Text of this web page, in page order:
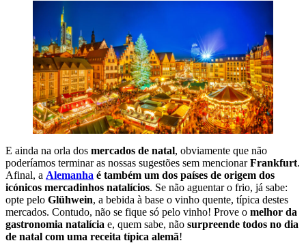
E ainda na orla dos mercados de natal, obviamente que não
poderíamos terminar as nossas sugestões sem mencionarFrankfurt.
Afinal, a Alemanha é também um dos países de origem dos
icónicos mercadinhos natalícios. Se não aguentar o frio, já sabe:
opte pelo Glühwein, a bebida à base o vinho quente, típica destes
mercados. Contudo, não se fique só pelo vinho! Prove o melhor da
gastronomia natalícia e, quem sabe, não surpreende todos no dia
de natal com uma receita típica alemã!